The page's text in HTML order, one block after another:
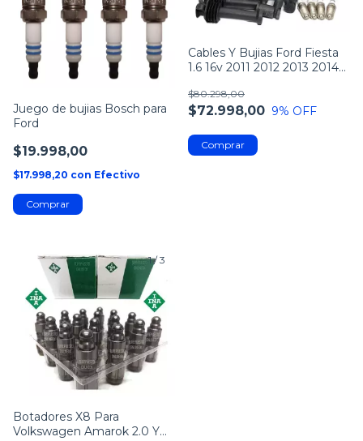
Juego de bujias Bosch para
Ford
$19.998,00
$17.998,20 con Efectivo
Cables Y Bujias Ford Fiesta
1.6 16v 2011 2012 2013 2014
$72.998,00
$80.298,00
9% OFF
1/3
Botadores X8 Para
Volkswagen Amarok 2.0 Y